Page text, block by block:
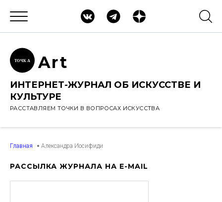
ТОЧК А Art
ИНТЕРНЕТ-ЖУРНАЛ ОБ ИСКУССТВЕ И
КУЛЬТУРЕ
РАССТАВЛЯЕМ ТОЧКИ В ВОПРОСАХ ИСКУССТВА
Главная Александра Иосифиди
РАССЫЛКА ЖУРНАЛА НА E-MAIL